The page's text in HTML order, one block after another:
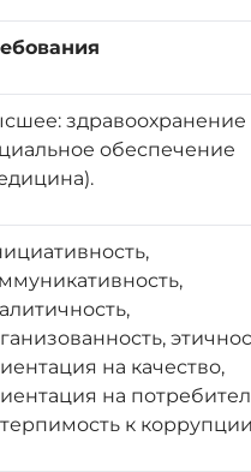
здравоохранение
обеспечение
на качество,
на
к